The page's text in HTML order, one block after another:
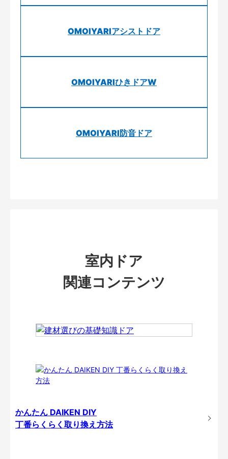
OMOIYARIアシストドア
OMOIYARIひきドアW
OMOIYARI防音ドア
室内ドア
関連コンテンツ
かんたん DAIKEN DIY
丁番らくらく取り換え方法